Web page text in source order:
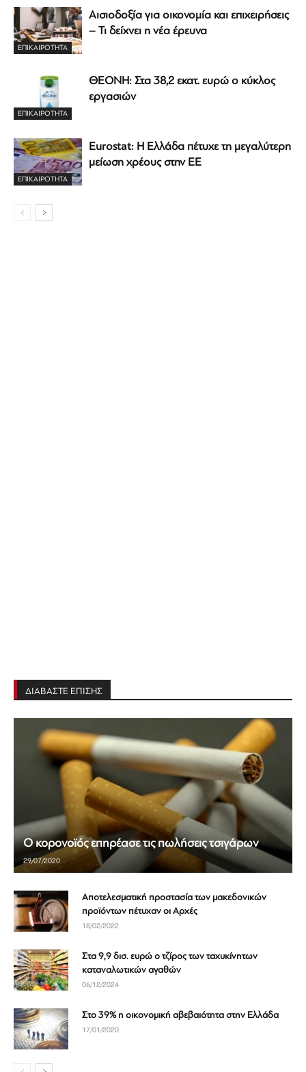
ΕΠΙΚΑΙΡΟΤΗΤΑ
Αισιοδοξία για οικονομία και επιχειρήσεις
– Τι δείχνει η νέα έρευνα
ΕΠΙΚΑΙΡΟΤΗΤΑ
ΘΕΟΝΗ: Στα 38,2 εκατ. ευρώ ο κύκλος
εργασιών
ΕΠΙΚΑΙΡΟΤΗΤΑ
Eurostat: Η Ελλάδα πέτυχε τη μεγαλύτερη
μείωση χρέους στην ΕΕ
ΔΙΑΒΑΣΤΕ ΕΠΙΣΗΣ
Ο κορονοϊός επηρέασε τις πωλήσεις τσιγάρων
29/07/2020
Αποτελεσματική προστασία των μακεδονικών
προϊόντων πέτυχαν οι Αρχές
18/02/2022
Στα 9,9 δισ. ευρώ ο τζίρος των ταχυκίνητων
καταναλωτικών αγαθών
06/12/2024
Στο 39% η οικονομική αβεβαιότητα στην Ελλάδα
17/01/2020